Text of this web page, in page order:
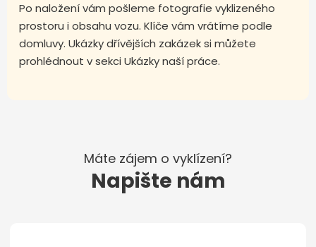
Po naložení vám pošleme fotografie vyklizeného
prostoru i obsahu vozu. Klíče vám vrátíme podle
domluvy. Ukázky dřívějších zakázek si můžete
prohlédnout v sekci Ukázky naší práce.
Máte zájem o vyklízení?
Napište nám